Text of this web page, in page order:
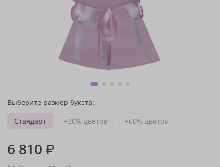
Выберите размер букета:
Стандарт
+30% цветов +60% цветов
6 810 ₽